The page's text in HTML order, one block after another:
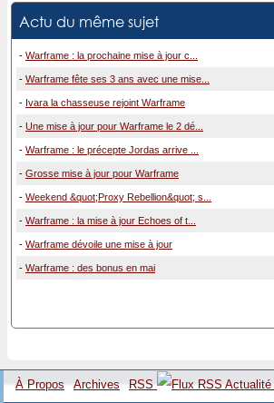
Actu du même sujet
- Warframe : la prochaine mise à jour c...
- Warframe fête ses 3 ans avec une mise...
- Ivara la chasseuse rejoint Warframe
- Une mise à jour pour Warframe le 2 dé...
- Warframe : le précepte Jordas arrive ...
- Grosse mise à jour pour Warframe
- Weekend &quot;Proxy Rebellion&quot; s...
- Warframe : la mise à jour Echoes of t...
- Warframe dévoile une mise à jour
- Warframe : des bonus en mai
À Propos Archives RSS